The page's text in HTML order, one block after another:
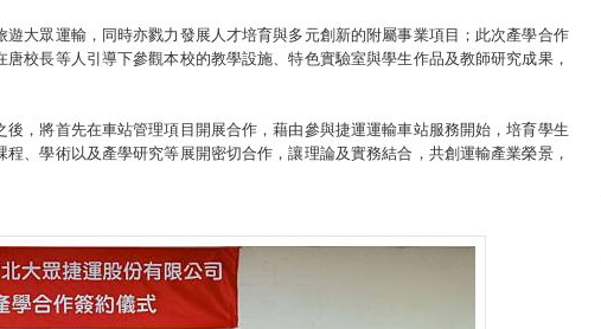
大眾運輸，同時亦戮力發展人才培育與多元創新的附屬事業項目；此次產學合作
校長等人引導下參觀本校的教學設施、特色實驗室與學生作品及教師研究成果，
，將首先在車站管理項目開展合作，藉由參與捷運運輸車站服務開始，培育學生
、學術以及產學研究等展開密切合作，讓理論及實務結合，共創運輸產業榮景，